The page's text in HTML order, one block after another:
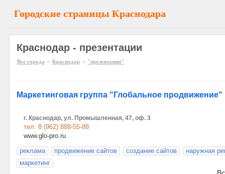
Городские страницы Краснодара
Краснодар - презентации
Все города » Краснодар » "презентации"
Маркетинговая группа "Глобальное продвижение"
г. Краснодар, ул. Промышленная, 47, оф. 3
тел: 8 (962) 888-55-88
www.glo-pro.ru
реклама
продвижение сайтов создание сайтов
наружная
маркетинг